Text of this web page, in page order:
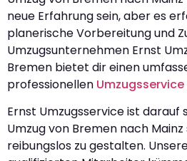
neue Erfahrung sein, aber es
planerische Vorbereitung und
Umzugsunternehmen Ernst
Bremen bietet dir einen
professionellen Umzugsservice
Ernst Umzugsservice ist darauf
Umzug von Bremen nach
reibungslos zu gestalten.